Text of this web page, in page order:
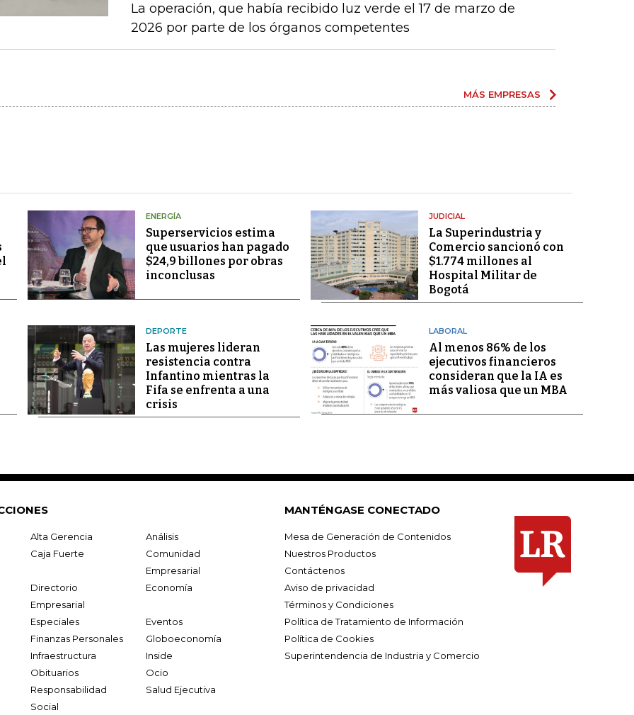
La operación, que había recibido luz verde el 17 de marzo de
2026 por parte de los órganos competentes
MÁS EMPRESAS
ENERGÍA
Superservicios estima
que usuarios han pagado
$24,9 billones por obras
inconclusas
JUDICIAL
La Superindustria y
Comercio sancionó con
$1.774 millones al
Hospital Militar de
Bogotá
DEPORTE
Las mujeres lideran
resistencia contra
Infantino mientras la
Fifa se enfrenta a una
crisis
LABORAL
Al menos 86% de los
ejecutivos financieros
consideran que la IA es
más valiosa que un MBA
Alta Gerencia
Análisis
Caja Fuerte
Comunidad
Empresarial
Directorio
Empresarial
Economía
Especiales
Eventos
Finanzas Personales
Globoeconomía
Infraestructura
Inside
Obituarios
Ocio
Responsabilidad
Social
Salud Ejecutiva
MANTÉNGASE CONECTADO
Mesa de Generación de Contenidos
Nuestros Productos
Contáctenos
Aviso de privacidad
Términos y Condiciones
Política de Tratamiento de Información
Política de Cookies
Superintendencia de Industria y Comercio